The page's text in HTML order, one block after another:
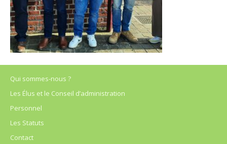
Qui sommes-nous ?
Les Élus et le Conseil d’administration
Personnel
Les Statuts
Contact